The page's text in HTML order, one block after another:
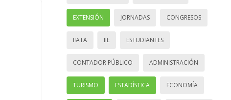
EXTENSIÓN JORNADAS CONGRESOS
IIATA IIE ESTUDIANTES
CONTADOR PÚBLICO ADMINISTRACIÓN
TURISMO ESTADÍSTICA ECONOMÍA